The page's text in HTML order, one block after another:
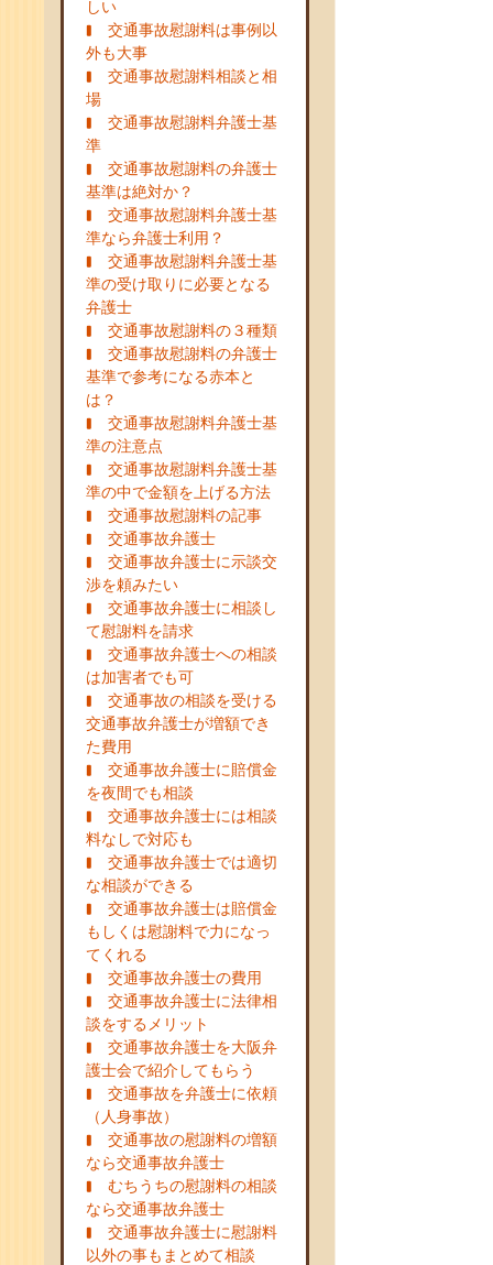
しい
交通事故慰謝料は事例以
外も大事
交通事故慰謝料相談と相
場
交通事故慰謝料弁護士基
準
交通事故慰謝料の弁護士
基準は絶対か？
交通事故慰謝料弁護士基
準なら弁護士利用？
交通事故慰謝料弁護士基
準の受け取りに必要となる
弁護士
交通事故慰謝料の３種類
交通事故慰謝料の弁護士
基準で参考になる赤本と
は？
交通事故慰謝料弁護士基
準の注意点
交通事故慰謝料弁護士基
準の中で金額を上げる方法
交通事故慰謝料の記事
交通事故弁護士
交通事故弁護士に示談交
渉を頼みたい
交通事故弁護士に相談し
て慰謝料を請求
交通事故弁護士への相談
は加害者でも可
交通事故の相談を受ける
交通事故弁護士が増額でき
た費用
交通事故弁護士に賠償金
を夜間でも相談
交通事故弁護士には相談
料なしで対応も
交通事故弁護士では適切
な相談ができる
交通事故弁護士は賠償金
もしくは慰謝料で力になっ
てくれる
交通事故弁護士の費用
交通事故弁護士に法律相
談をするメリット
交通事故弁護士を大阪弁
護士会で紹介してもらう
交通事故を弁護士に依頼
（人身事故）
交通事故の慰謝料の増額
なら交通事故弁護士
むちうちの慰謝料の相談
なら交通事故弁護士
交通事故弁護士に慰謝料
以外の事もまとめて相談